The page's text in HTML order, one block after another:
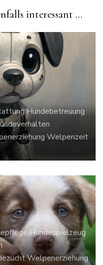
interessant …
Hundebetreuung
Welpenzeit
Hundespielzeug
Welpenerziehung